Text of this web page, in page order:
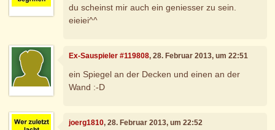
du scheinst mir auch ein geniesser zu sein.
eieiei^^
Ex-Sauspieler #119808, 28. Februar 2013, um 22:51
ein Spiegel an der Decken und einen an der
Wand :-D
joerg1810, 28. Februar 2013, um 22:52